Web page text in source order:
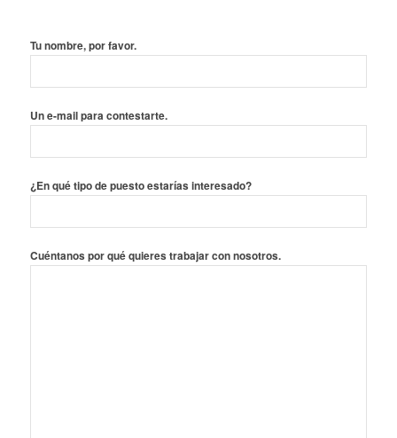
Tu nombre, por favor.
Un e-mail para contestarte.
¿En qué tipo de puesto estarías interesado?
Cuéntanos por qué quieres trabajar con nosotros.